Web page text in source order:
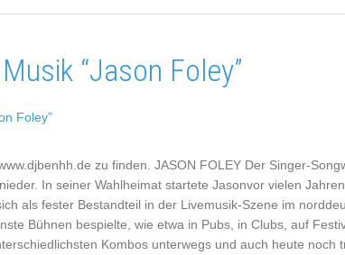
“Jason Foley”
zu finden. JASON FOLEY Der Singer-
In seiner Wahlheimat startete Jasonvor vielen
als fester Bestandteil in der Livemusik-Szene im
Bühnen bespielte, wie etwa in Pubs, in Clubs, auf
Kombos unterwegs und auch heute